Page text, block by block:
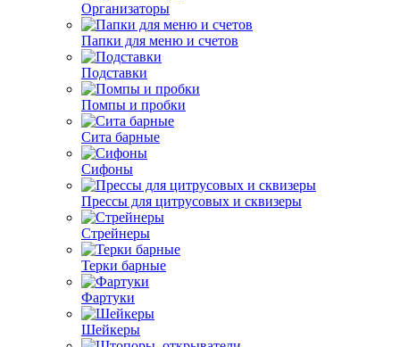
Организаторы
Папки для меню и счетов
Подставки
Помпы и пробки
Сита барные
Сифоны
Прессы для цитрусовых и сквизеры
Стрейнеры
Терки барные
Фартуки
Шейкеры